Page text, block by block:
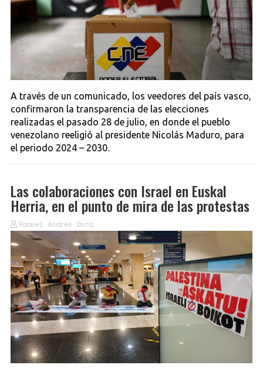
A través de un comunicado, los veedores del país vasco,
confirmaron la transparencia de las elecciones
realizadas el pasado 28 de julio, en donde el pueblo
venezolano reeligió al presidente Nicolás Maduro, para
el periodo 2024 – 2030.
Las colaboraciones con Israel en Euskal
Herria, en el punto de mira de las protestas
Raquel Andrés Durà